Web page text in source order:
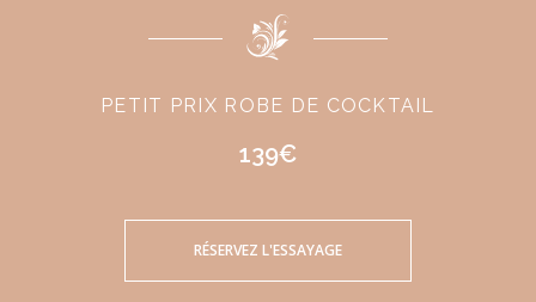
PETIT PRIX ROBE DE COCKTAIL
139€
RÉSERVEZ L'ESSAYAGE